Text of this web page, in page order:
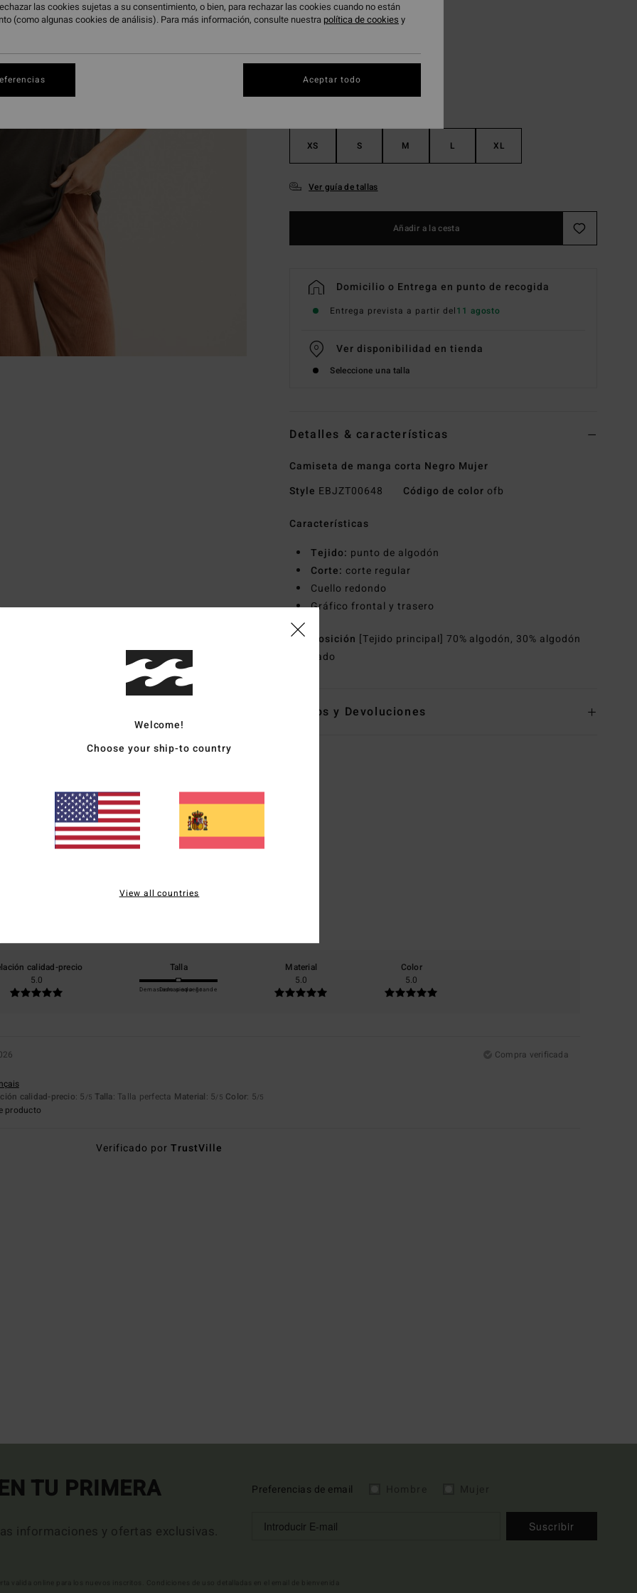
Off Black
XS S M L XL
Ver guía de tallas
Añadir a la cesta
Domicilio o Entrega en punto de recogida
Entrega prevista a partir del11 agosto
Ver disponibilidad en tienda
Seleccione una talla
Detalles & características
Camiseta de manga corta Negro Mujer
Style EBJZT00648 Código de color ofb
Características
Tejido: punto de algodón
Corte: corte regular
Cuello redondo
Gráfico frontal y trasero
Composición [Tejido principal] 70% algodón, 30% algodón
reciclado
Envíos y Devoluciones
Puntuación media
5.0
calidad-precio
5.0
Talla
Demasiado pequeño
Demasiado grande
Material
5.0
Color
5.0
Compra verificada
calidad-precio: 5 /5 Talla: Talla perfecta Material: 5/5 Color: 5/5
producto
Verificado por TrustVille
TU PRIMERA
informaciones y ofertas exclusivas.
Preferencias de email
Suscribir
Welcome!
Choose your ship-to country
View all countries
las cookies sujetas a su consentimiento, o bien, para rechazar las cookies cuando no están
(como algunas cookies de análisis). Para más información, consulte nuestra política de cookies y
Aceptar todo